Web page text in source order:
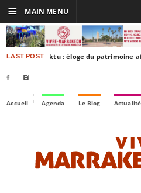
LAST POSTTimbuktu : éloge du patrimoine
 
Accueil Agenda Le Blog
☰ MAIN MENU